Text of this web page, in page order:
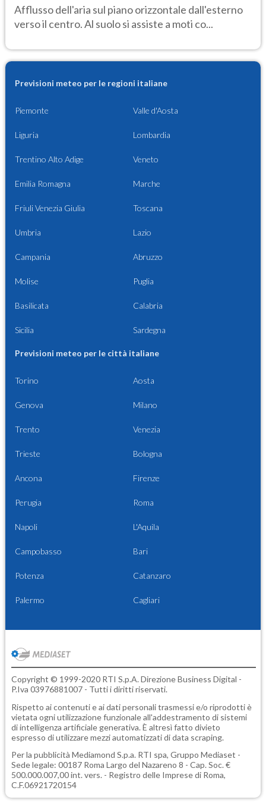
Afflusso dell'aria sul piano orizzontale dall'esterno
verso il centro. Al suolo si assiste a moti co...
Previsioni meteo per le regioni italiane
Piemonte Valle d'Aosta
Liguria Lombardia
Trentino Alto Adige Veneto
Emilia Romagna Marche
Friuli Venezia Giulia Toscana
Umbria Lazio
Campania Abruzzo
Molise Puglia
Basilicata Calabria
Sicilia Sardegna
Previsioni meteo per le città italiane
Torino Aosta
Genova Milano
Trento Venezia
Trieste Bologna
Ancona Firenze
Perugia Roma
Napoli L'Aquila
Campobasso Bari
Potenza Catanzaro
Palermo Cagliari
Copyright © 1999-2020 RTI S.p.A. Direzione Business Digital -
P.Iva 03976881007 - Tutti i diritti riservati.
Rispetto ai contenuti e ai dati personali trasmessi e/o riprodotti è
vietata ogni utilizzazione funzionale all'addestramento di sistemi
di intelligenza artificiale generativa. È altresì fatto divieto
espresso di utilizzare mezzi automatizzati di data scraping.
Per la pubblicità Mediamond S.p.a. RTI spa, Gruppo Mediaset -
Sede legale: 00187 Roma Largo del Nazareno 8 - Cap. Soc. €
500.000.007,00 int. vers. - Registro delle Imprese di Roma,
C.F.06921720154